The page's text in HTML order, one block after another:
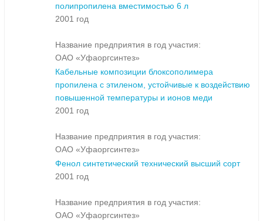
полипропилена вместимостью 6 л
2001 год
Название предприятия в год участия:
ОАО «Уфаоргсинтез»
Кабельные композиции блоксополимера
пропилена с этиленом, устойчивые к воздействию
повышенной температуры и ионов меди
2001 год
Название предприятия в год участия:
ОАО «Уфаоргсинтез»
Фенол синтетический технический высший сорт
2001 год
Название предприятия в год участия:
ОАО «Уфаоргсинтез»